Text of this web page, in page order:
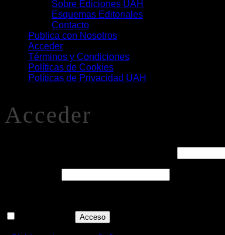
Sobre Ediciones UAH
Esquemas Editoriales
Contacto
Publica con Nosotros
Acceder
Términos y Condiciones
Políticas de Cookies
Políticas de Privacidad UAH
Acceder
Acceso